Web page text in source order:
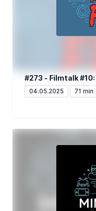
#273 - Filmtalk
04.05.2025 71 min